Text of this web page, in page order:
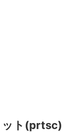
ット(prtsc)